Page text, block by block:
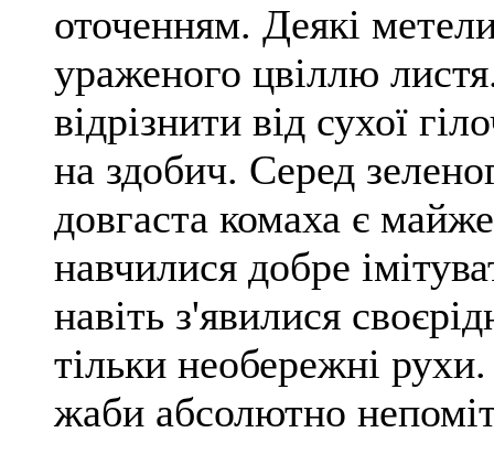
оточенням. Деякі
ураженого цвіллю
відрізнити від сухої
на здобич. Серед
довгаста комаха є
навчилися добре
навіть з'явилися
тільки необережні
жаби абсолютно